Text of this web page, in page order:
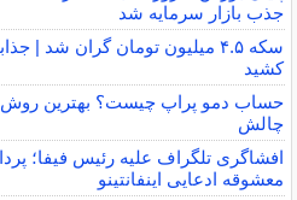
جذب بازار سرمایه شد
سکه ۴.۵ میلیون تومان گران شد |
کشید
حساب دمو پراپ چیست؟ بهترین روش
چالش
افشاگری تلگراف علیه رئیس فیفا؛
معشوقه ادعایی اینفانتینو